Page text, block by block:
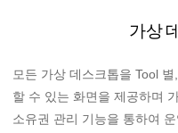
가상
모든 가상 데스크톱을 Tool
할 수 있는 화면을 제공하며
소유권 관리 기능을 통하여